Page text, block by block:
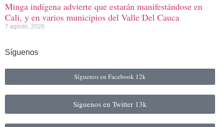
Minga indígena advierte que estarán manifestándose en
Cali, y en varios municipios del Valle Del Cauca
7 agosto, 2026
Síguenos
Síguenos en Facebook 12k
Síguenos en Twitter 13k